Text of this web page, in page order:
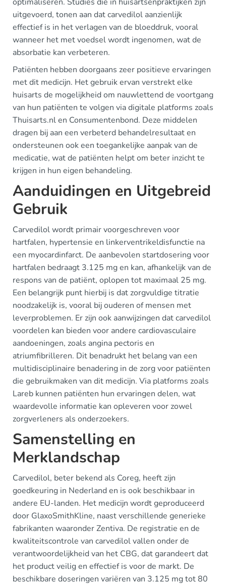
uitgevoerd, tonen aan dat carvedilol aanzienlijk
effectief is in het verlagen van de bloeddruk, vooral
wanneer het met voedsel wordt ingenomen, wat de
absorbatie kan verbeteren.
Patiënten hebben doorgaans zeer positieve ervaringen
met dit medicijn. Het gebruik ervan verstrekt elke
huisarts de mogelijkheid om nauwlettend de voortgang
van hun patiënten te volgen via digitale platforms zoals
Thuisarts.nl en Consumentenbond. Deze middelen
dragen bij aan een verbeterd behandelresultaat en
ondersteunen ook een toegankelijke aanpak van de
medicatie, wat de patiënten helpt om beter inzicht te
krijgen in hun eigen behandeling.
Aanduidingen en Uitgebreid
Gebruik
Carvedilol wordt primair voorgeschreven voor
hartfalen, hypertensie en linkerventrikeldisfunctie na
een myocardinfarct. De aanbevolen startdosering voor
hartfalen bedraagt 3.125 mg en kan, afhankelijk van de
respons van de patiënt, oplopen tot maximaal 25 mg.
Een belangrijk punt hierbij is dat zorgvuldige titratie
noodzakelijk is, vooral bij ouderen of mensen met
leverproblemen. Er zijn ook aanwijzingen dat carvedilol
voordelen kan bieden voor andere cardiovasculaire
aandoeningen, zoals angina pectoris en
atriumfibrilleren. Dit benadrukt het belang van een
multidisciplinaire benadering in de zorg voor patiënten
die gebruikmaken van dit medicijn. Via platforms zoals
Lareb kunnen patiënten hun ervaringen delen, wat
waardevolle informatie kan opleveren voor zowel
zorgverleners als onderzoekers.
Samenstelling en
Merklandschap
Carvedilol, beter bekend als Coreg, heeft zijn
goedkeuring in Nederland en is ook beschikbaar in
andere EU-landen. Het medicijn wordt geproduceerd
door GlaxoSmithKline, naast verschillende generieke
fabrikanten waaronder Zentiva. De registratie en de
kwaliteitscontrole van carvedilol vallen onder de
verantwoordelijkheid van het CBG, dat garandeert dat
het product veilig en effectief is voor de markt. De
beschikbare doseringen variëren van 3.125 mg tot 80